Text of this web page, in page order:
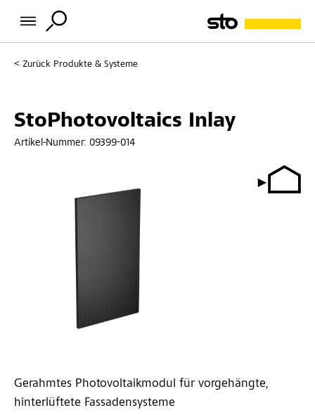
Zurück Produkte & Systeme
StoPhotovoltaics Inlay
Artikel-Nummer: 09399-014
Gerahmtes Photovoltaikmodul für vorgehängte,
hinterlüftete Fassadensysteme